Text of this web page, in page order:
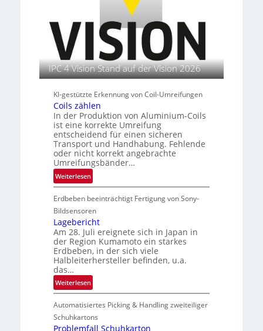
a
u
e
ne
r
n
t
i
u
t
l
e
t
e
r
i
n
IPC 4 Vision Stand auf der Vision 2026
KI-gestützte Erkennung von Coil-Umreifungen
Coils zählen
In der Produktion von Aluminium-Coils
ist eine korrekte Umreifung
entscheidend für einen sicheren
Transport und Handhabung. Fehlende
oder nicht korrekt angebrachte
Umreifungsbänder…
Weiterlesen:
C
o
i
l
s
z
ä
h
l
e
Erdbeben beeinträchtigt Fertigung von Sony-
Bildsensoren
Lagebericht
Am 28. Juli ereignete sich in Japan in
der Region Kumamoto ein starkes
Erdbeben, in der sich viele
Halbleiterhersteller befinden, u.a.
das…
Weiterlesen:
L
a
g
e
Automatisiertes Picking & Handling zweiteiliger
Schuhkartons
Problemfall Schuhkarton